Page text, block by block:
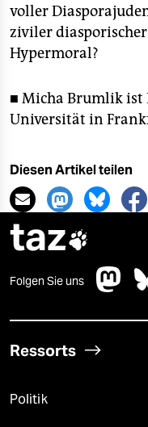
voller
ziviler
Hypermoral?
■ Micha Brumlik ist
Universität in
Diesen Artikel teilen
taz
Folgen Sie uns
Ressorts
Politik